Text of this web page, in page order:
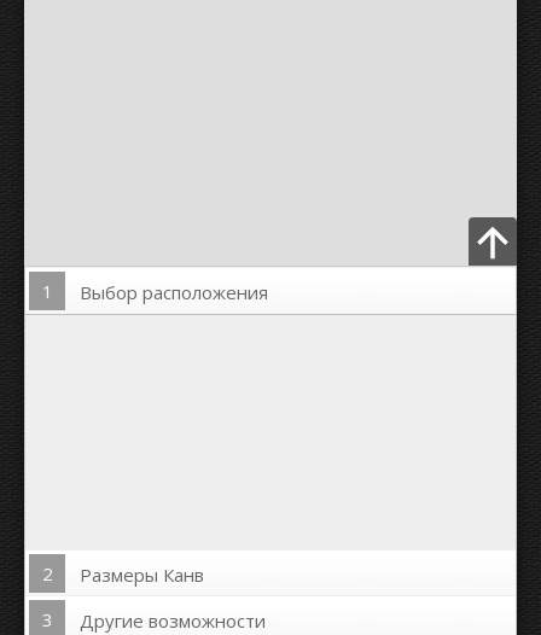
Загрузить Фото
1 Выбор расположения
2
Размеры Канв
3
Другие возможности